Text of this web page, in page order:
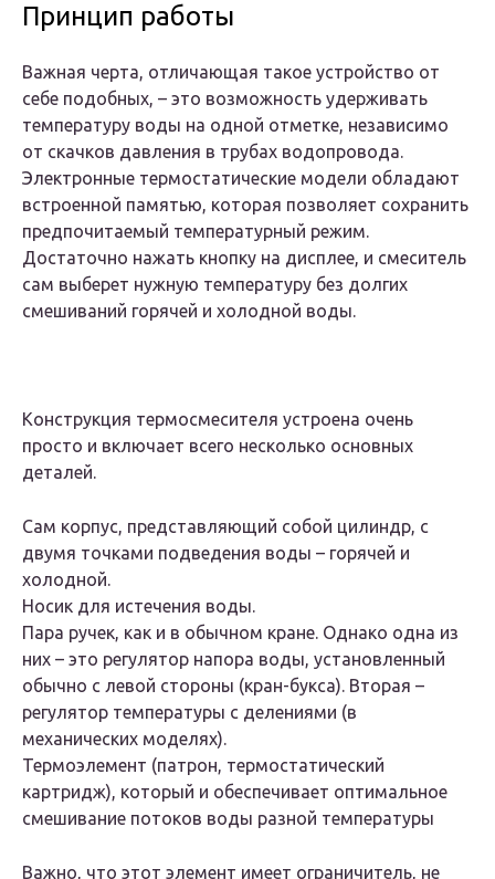
Принцип работы
Важная черта, отличающая такое устройство от
себе подобных, – это возможность удерживать
температуру воды на одной отметке, независимо
от скачков давления в трубах водопровода.
Электронные термостатические модели обладают
встроенной памятью, которая позволяет сохранить
предпочитаемый температурный режим.
Достаточно нажать кнопку на дисплее, и смеситель
сам выберет нужную температуру без долгих
смешиваний горячей и холодной воды.
Конструкция термосмесителя устроена очень
просто и включает всего несколько основных
деталей.
Сам корпус, представляющий собой цилиндр, с
двумя точками подведения воды – горячей и
холодной.
Носик для истечения воды.
Пара ручек, как и в обычном кране. Однако одна из
них – это регулятор напора воды, установленный
обычно с левой стороны (кран-букса). Вторая –
регулятор температуры с делениями (в
механических моделях).
Термоэлемент (патрон, термостатический
картридж), который и обеспечивает оптимальное
смешивание потоков воды разной температуры
Важно, что этот элемент имеет ограничитель, не